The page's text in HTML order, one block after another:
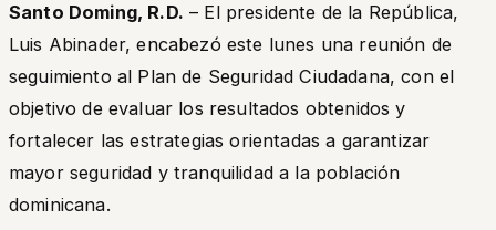
Santo Doming, R.D. – El presidente de la República,
Luis Abinader, encabezó este lunes una reunión de
seguimiento al Plan de Seguridad Ciudadana, con el
objetivo de evaluar los resultados obtenidos y
fortalecer las estrategias orientadas a garantizar
mayor seguridad y tranquilidad a la población
dominicana.